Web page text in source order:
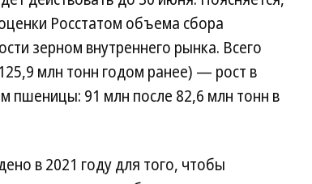
Росстатом объема сбора
зерном внутреннего рынка. Всего
млн тонн годом ранее) — рост в
пшеницы: 91 млн после 82,6 млн тонн в
в 2021 году для того, чтобы